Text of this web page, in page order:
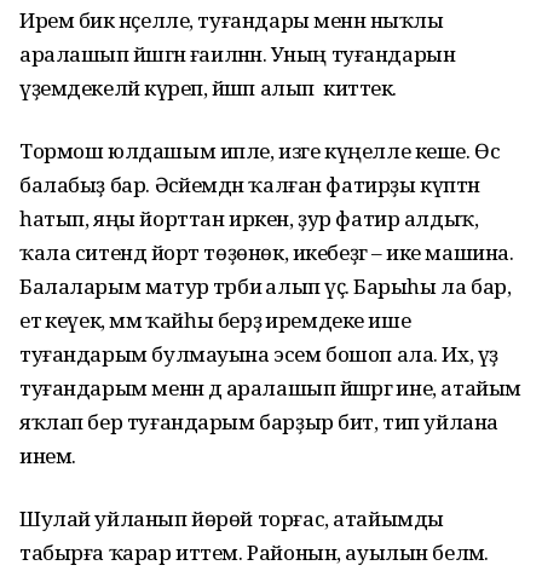
Ирем бик нәҫелле, туғандары менән ныҡлы
аралашып йәшәгән ғаиләнән. Уның туғандарын
үҙемдекеләй күреп, йәшәп алып киттек.
Тормош юлдашым ипле, изге күңелле кеше. Өс
балабыҙ бар. Әсәйемдән ҡалған фатирҙы күптән
һатып, яңы йорттан иркен, ҙур фатир алдыҡ,
ҡала ситендә йорт төҙөнөк, икебеҙгә – ике машина.
Балаларым матур тәрбиә алып үҫә. Барыһы ла бар,
етә кеүек, әммә ҡайһы берҙә иремдеке ише
туғандарым булмауына эсем бошоп ала. Их, үҙ
туғандарым менән дә аралашып йәшәргә ине, атайым
яҡлап бер туғандарым барҙыр бит, тип уйлана
инем.
Шулай уйланып йөрөй торғас, атайымды
табырға ҡарар иттем. Районын, ауылын беләм.